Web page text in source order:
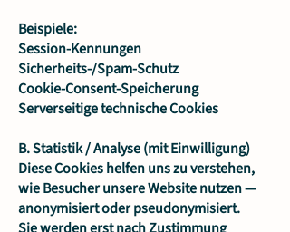
Beispiele:
Session-Kennungen
Sicherheits-/Spam-Schutz
Cookie-Consent-Speicherung
Serverseitige technische Cookies
B. Statistik / Analyse (mit Einwilligung)
Diese Cookies helfen uns zu verstehen,
wie Besucher unsere Website nutzen —
anonymisiert oder pseudonymisiert.